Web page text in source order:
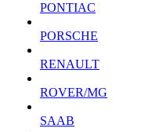
PONTIAC
PORSCHE
RENAULT
ROVER/MG
SAAB